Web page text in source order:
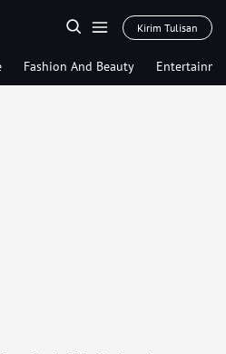
Kirim Tulisan
Fashion And Beauty